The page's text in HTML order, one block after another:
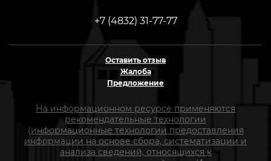
+7 (4832) 31-77-77
Оставить отзыв
Жалоба
Предложение
На информационном ресурсе применяются
рекомендательные технологии
(информационные технологии предоставления
информации на основе сбора, систематизации и
анализа сведений, относящихся к